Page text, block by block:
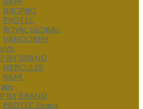
BROPRO
PROTEC
ROYAL GLOBAL
VANDOREN
BY BRAND
HERCULES
K&M
BY BRAND
PROTEC Straps